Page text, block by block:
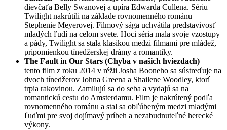
dievčaťa Belly Swanovej a upíra Edwarda Cullena. Sériu
Twilight nakrútili na základe rovnomenného románu
Stephenie Meyerovej. Filmový sága uchvátila predstavivosť
mladých ľudí na celom svete. Hoci séria mala svoje vzostupy
a pády, Twilight sa stala klasikou medzi filmami pre mládež,
pripomienkou tínedžerskej drámy a romantiky.
The Fault in Our Stars (Chyba v našich hviezdach) –
tento film z roku 2014 v réžii Josha Booneho sa sústreďuje na
dvoch tínedžerov Johna Greena a Shailene Woodley, ktorí
trpia rakovinou. Zamilujú sa do seba a vydajú sa na
romantickú cestu do Amsterdamu. Film je nakrútený podľa
rovnomenného románu a stal sa obľúbeným medzi mladými
ľuďmi pre svoj dojímavý príbeh a nezabudnuteľné herecké
výkony.